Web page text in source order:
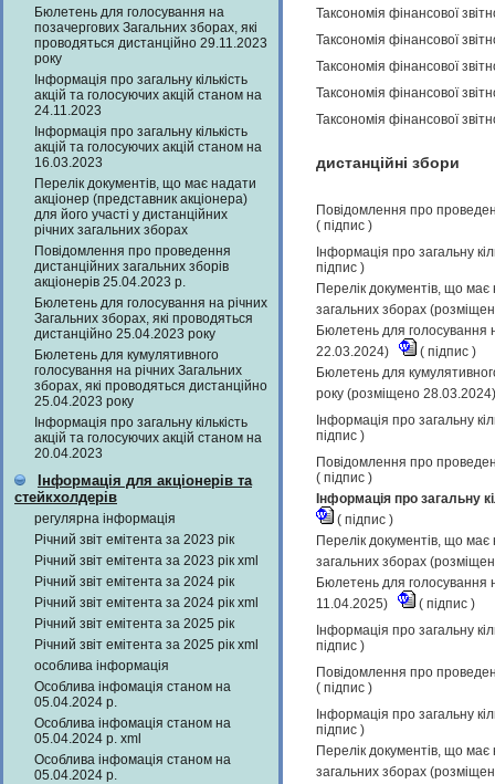
Бюлетень для голосування на
позачергових Загальних зборах, які
проводяться дистанційно 29.11.2023
року
Інформація про загальну кількість
акцій та голосуючих акцій станом на
24.11.2023
Інформація про загальну кількість
акцій та голосуючих акцій станом на
16.03.2023
Перелік документів, що має надати
акціонер (представник акціонера)
для його участі у дистанційних
річних загальних зборах
Повідомлення про проведення
дистанційних загальних зборів
акціонерів 25.04.2023 р.
Бюлетень для голосування на річних
Загальних зборах, які проводяться
дистанційно 25.04.2023 року
Бюлетень для кумулятивного
голосування на річних Загальних
зборах, які проводяться дистанційно
25.04.2023 року
Інформація про загальну кількість
акцій та голосуючих акцій станом на
20.04.2023
Інформація для акціонерів та
стейкхолдерів
регулярна інформація
Річний звіт емітента за 2023 рік
Річний звіт емітента за 2023 рік xml
Річний звіт емітента за 2024 рік
Річний звіт емітента за 2024 рік xml
Річний звіт емітента за 2025 рік
Річний звіт емітента за 2025 рік xml
особлива інформація
Особлива інфомація станом на
05.04.2024 р.
Особлива інфомація станом на
05.04.2024 р. xml
Особлива інфомація станом на
05.04.2024 р.
Таксономія фінансової
Таксономія фінансової
Таксономія фінансової
Таксономія фінансової
Таксономія фінансової
дистанційні збори
Повідомлення про
( підпис )
Інформація про загальну
підпис )
Перелік документів, що має
загальних зборах
Бюлетень для голосування
22.03.2024)
( підпис )
Бюлетень для
року (розміщено
Інформація про загальну
підпис )
Повідомлення про
( підпис )
Інформація про загальну
( підпис )
Перелік документів, що має
загальних зборах
Бюлетень для голосування
11.04.2025)
( підпис )
Інформація про загальну
підпис )
Повідомлення про
( підпис )
Інформація про загальну
підпис )
Перелік документів, що має
загальних зборах